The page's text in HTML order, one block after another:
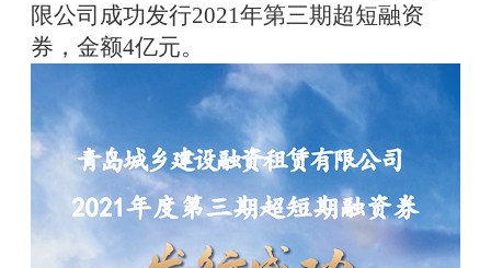
限公司成功发行2021年第三期超短融资
券，金额4亿元。